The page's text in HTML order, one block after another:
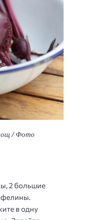
/ Фото
2 большие
в одну